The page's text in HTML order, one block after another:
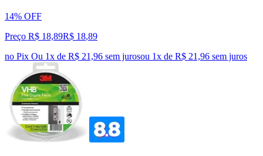
14% OFF
Preço R$ 18,89R$ 18,89
no Pix Ou 1x de R$ 21,96 sem jurosou 1x de R$ 21,96 sem juros